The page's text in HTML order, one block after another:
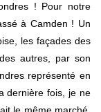
! Pour notre
à Camden ! Un
les façades des
autres, par son
représenté en
dernière fois, je ne